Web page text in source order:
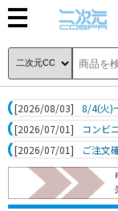
[2026/08/03]
8/4(火)
[2026/07/01]
コンビ
[2026/07/01]
ご注文